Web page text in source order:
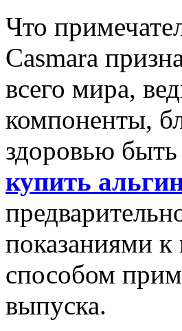
Что
Casmara
всего мира,
компоненты,
здоровью
купить
показаниями
способом
выпуска.